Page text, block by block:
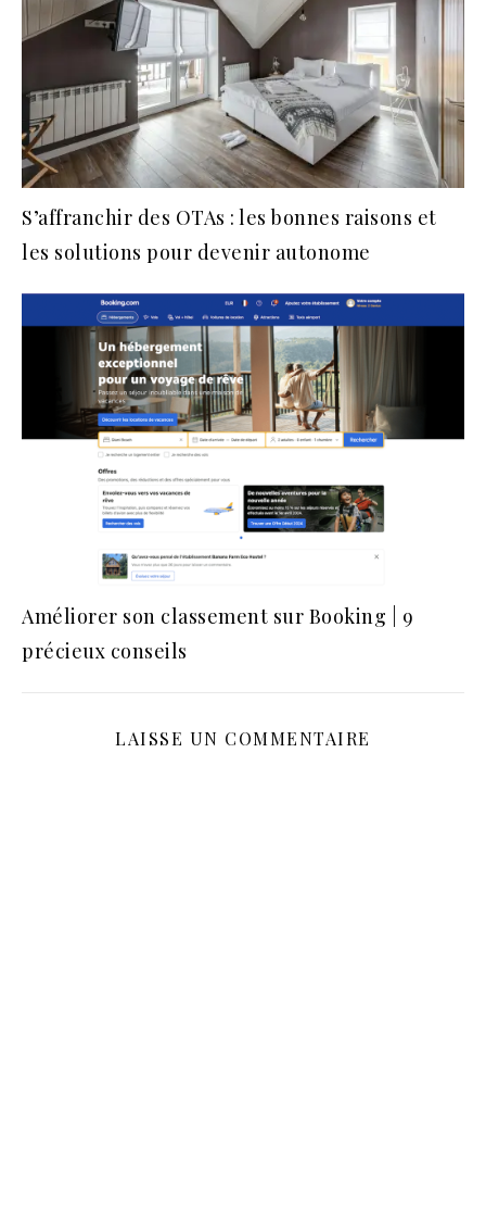
S’affranchir des OTAs : les bonnes raisons et
les solutions pour devenir autonome
Améliorer son classement sur Booking | 9
précieux conseils
LAISSE UN COMMENTAIRE